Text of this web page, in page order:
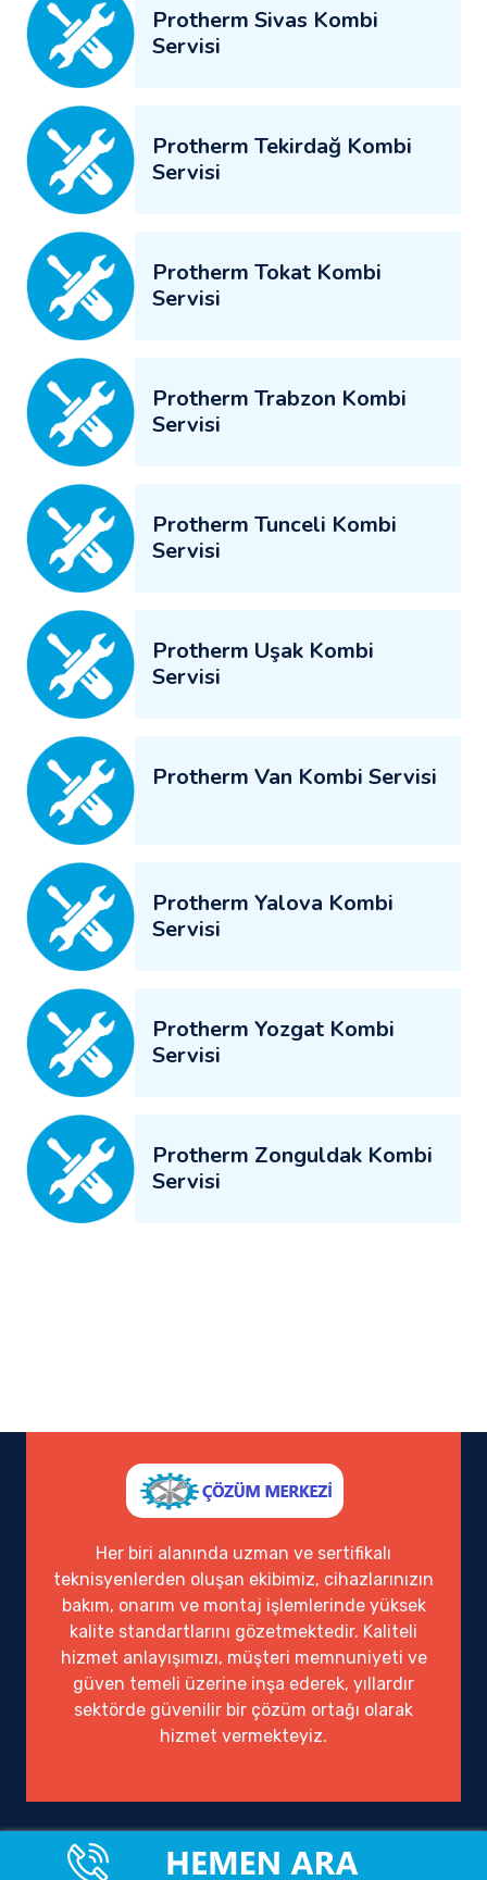
Protherm Sivas Kombi
Servisi
Protherm Tekirdağ Kombi
Servisi
Protherm Tokat Kombi
Servisi
Protherm Trabzon Kombi
Servisi
Protherm Tunceli Kombi
Servisi
Protherm Uşak Kombi
Servisi
Protherm Van Kombi Servisi
Protherm Yalova Kombi
Servisi
Protherm Yozgat Kombi
Servisi
Protherm Zonguldak Kombi
Servisi
Her biri alanında uzman ve sertifikalı
teknisyenlerden oluşan ekibimiz, cihazlarınızın
bakım, onarım ve montaj işlemlerinde yüksek
kalite standartlarını gözetmektedir. Kaliteli
hizmet anlayışımızı, müşteri memnuniyeti ve
güven temeli üzerine inşa ederek, yıllardır
sektörde güvenilir bir çözüm ortağı olarak
hizmet vermekteyiz.
Ofisimiz